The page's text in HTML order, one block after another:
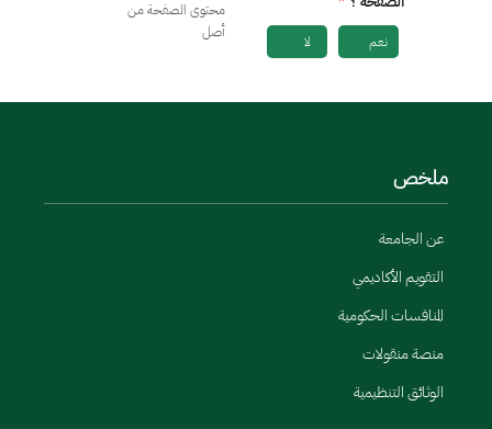
نعم لا
محتوى الصفحة من
أصل
ملخص
عن الجامعة
التقويم الأكاديمي
المنافسات الحكومية
منصة منقولات
الوثائق التنظيمية